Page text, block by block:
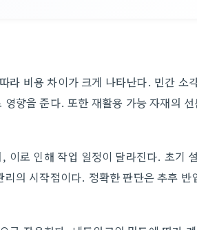
라 비용 차이가 크게 나타난다. 민간 소
향을 준다. 또한 재활용 가능 자재의
이로 인해 작업 일정이 달라진다. 초기
의 시작점이다. 정확한 판단은 추후 반